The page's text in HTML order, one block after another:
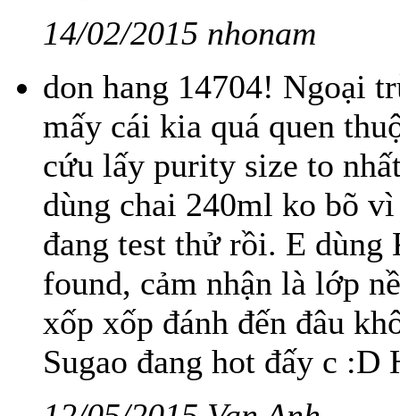
14/02/2015 nhonam
don hang 14704! Ngoại
mấy cái kia quá quen
cứu lấy purity size to
dùng chai 240ml ko bõ
đang test thử rồi. E
found, cảm nhận là lớp
xốp xốp đánh đến đâu
Sugao đang hot đấy c :D